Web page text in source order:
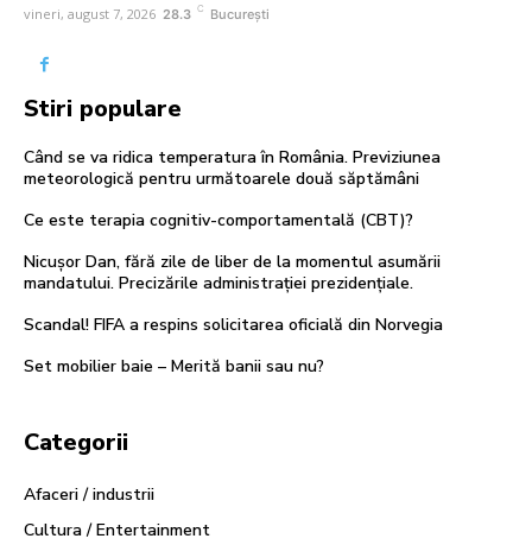
vineri, august 7, 2026 28.3 C București
Stiri populare
Când se va ridica temperatura în România. Previziunea
meteorologică pentru următoarele două săptămâni
Ce este terapia cognitiv-comportamentală (CBT)?
Nicușor Dan, fără zile de liber de la momentul asumării
mandatului. Precizările administrației prezidențiale.
Scandal! FIFA a respins solicitarea oficială din Norvegia
Set mobilier baie – Merită banii sau nu?
Categorii
Afaceri / industrii
Cultura / Entertainment